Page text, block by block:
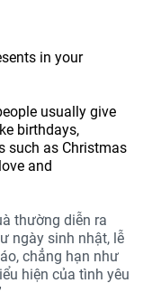
in your
usually give
birthdays,
such as Christmas
and
thường diễn ra
ngày sinh nhật, lễ
chẳng hạn như
hiện của tình yêu